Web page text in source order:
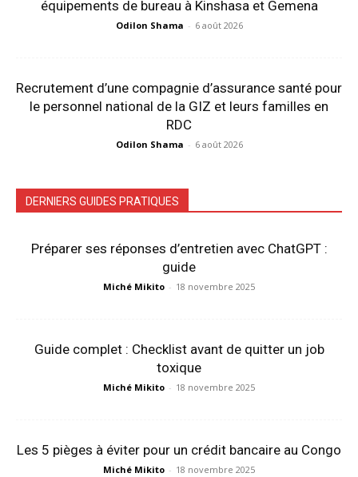
équipements de bureau à Kinshasa et Gemena
Odilon Shama - 6 août 2026
Recrutement d’une compagnie d’assurance santé pour
le personnel national de la GIZ et leurs familles en
RDC
Odilon Shama - 6 août 2026
DERNIERS GUIDES PRATIQUES
Préparer ses réponses d’entretien avec ChatGPT :
guide
Miché Mikito - 18 novembre 2025
Guide complet : Checklist avant de quitter un job
toxique
Miché Mikito - 18 novembre 2025
Les 5 pièges à éviter pour un crédit bancaire au Congo
Miché Mikito - 18 novembre 2025